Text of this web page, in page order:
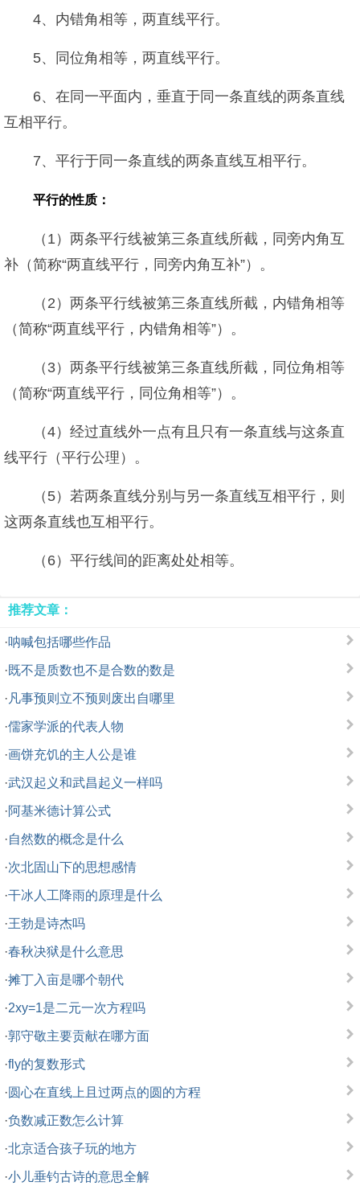
4、内错角相等，两直线平行。
5、同位角相等，两直线平行。
6、在同一平面内，垂直于同一条直线的两条直线
互相平行。
7、平行于同一条直线的两条直线互相平行。
平行的性质：
（1）两条平行线被第三条直线所截，同旁内角互
补（简称“两直线平行，同旁内角互补”）。
（2）两条平行线被第三条直线所截，内错角相等
（简称“两直线平行，内错角相等”）。
（3）两条平行线被第三条直线所截，同位角相等
（简称“两直线平行，同位角相等”）。
（4）经过直线外一点有且只有一条直线与这条直
线平行（平行公理）。
（5）若两条直线分别与另一条直线互相平行，则
这两条直线也互相平行。
（6）平行线间的距离处处相等。
推荐文章：
·呐喊包括哪些作品
·既不是质数也不是合数的数是
· 凡事预则立不预则废出自哪里
·儒家学派的代表人物
·画饼充饥的主人公是谁
·武汉起义和武昌起义一样吗
·阿基米德计算公式
·自然数的概念是什么
·次北固山下的思想感情
·干冰人工降雨的原理是什么
·王勃是诗杰吗
·春秋决狱是什么意思
·摊丁入亩是哪个朝代
·2xy=1是二元一次方程吗
·郭守敬主要贡献在哪方面
·fly的复数形式
·圆心在直线上且过两点的圆的方程
·负数减正数怎么计算
·北京适合孩子玩的地方
·小儿垂钓古诗的意思全解